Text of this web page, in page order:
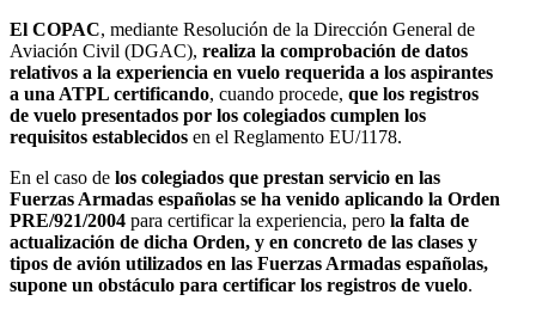
El COPAC, mediante Resolución de la Dirección General de
Aviación Civil (DGAC), realiza la comprobación de datos
relativos a la experiencia en vuelo requerida a los aspirantes
a una ATPL certificando, cuando procede, que los registros
de vuelo presentados por los colegiados cumplen los
requisitos establecidos en el Reglamento EU/1178.
En el caso de los colegiados que prestan servicio en las
Fuerzas Armadas españolas se ha venido aplicando la Orden
PRE/921/2004 para certificar la experiencia, pero la falta de
actualización de dicha Orden, y en concreto de las clases y
tipos de avión utilizados en las Fuerzas Armadas españolas,
supone un obstáculo para certificar los registros de vuelo.